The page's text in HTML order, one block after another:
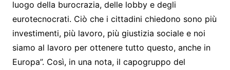
luogo della burocrazia, delle lobby e degli
eurotecnocrati. Ciò che i cittadini chiedono sono più
investimenti, più lavoro, più giustizia sociale e noi
siamo al lavoro per ottenere tutto questo, anche in
Europa”. Così, in una nota, il capogruppo del